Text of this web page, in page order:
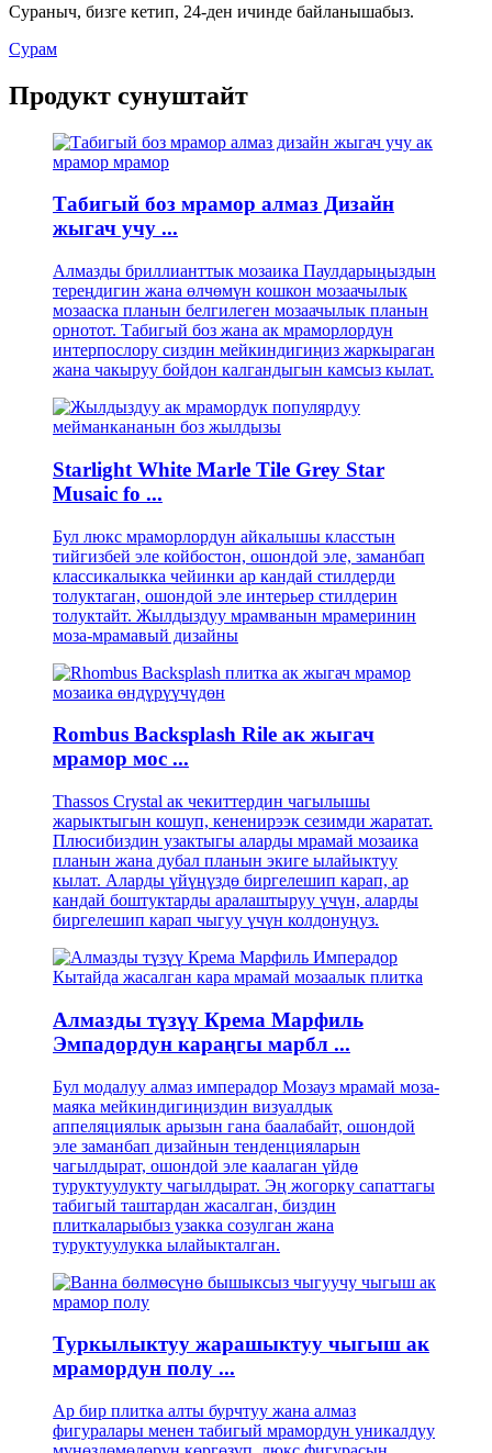
Сураныч, бизге кетип, 24-ден ичинде байланышабыз.
Сурам
Продукт сунуштайт
Табигый боз мрамор алмаз Дизайн
жыгач учу ...
Алмазды бриллианттык мозаика Паулдарыңыздын
тереңдигин жана өлчөмүн кошкон мозаачылык
мозааска планын белгилеген мозаачылык планын
орнотот. Табигый боз жана ак мраморлордун
интерпослору сиздин мейкиндигиңиз жаркыраган
жана чакыруу бойдон калгандыгын камсыз кылат.
Starlight White Marle Tile Grey Star
Musaic fo ...
Бул люкс мраморлордун айкалышы класстын
тийгизбей эле койбостон, ошондой эле, заманбап
классикалыкка чейинки ар кандай стилдерди
толуктаган, ошондой эле интерьер стилдерин
толуктайт. Жылдыздуу мрамванын мрамеринин
моза-мрамавый дизайны
Rombus Backsplash Rile ак жыгач
мрамор мос ...
Thassos Crystal ак чекиттердин чагылышы
жарыктыгын кошуп, кененирээк сезимди жаратат.
Плюсибиздин узактыгы аларды мрамай мозаика
планын жана дубал планын экиге ылайыктуу
кылат. Аларды үйүңүздө биргелешип карап, ар
кандай боштуктарды аралаштыруу үчүн, аларды
биргелешип карап чыгуу үчүн колдонуңуз.
Алмазды түзүү Крема Марфиль
Эмпадордун караңгы марбл ...
Бул модалуу алмаз имперадор Мозауз мрамай моза-
маяка мейкиндигиңиздин визуалдык
аппеляциялык арызын гана баалабайт, ошондой
эле заманбап дизайнын тенденцияларын
чагылдырат, ошондой эле каалаган үйдө
туруктуулукту чагылдырат. Эң жогорку сапаттагы
табигый таштардан жасалган, биздин
плиткаларыбыз узакка созулган жана
туруктуулукка ылайыкталган.
Туркылыктуу жарашыктуу чыгыш ак
мрамордун полу ...
Ар бир плитка алты бурчтуу жана алмаз
фигуралары менен табигый мрамордун уникалдуу